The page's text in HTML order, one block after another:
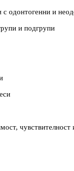
одонтогенни и
и подгрупи
чувствителност